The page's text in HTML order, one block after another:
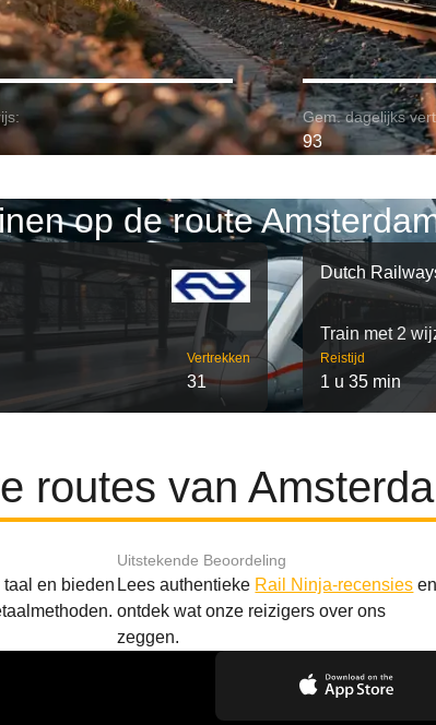
Gem. dagelijks
93
op de route
Vertrekken
31
Dutch
Train met 2
Reistijd
1 u 35 min
routes van
en bieden
Uitstekende Beoordeling
Lees authentieke Rail Ninja-recensies en
ontdek wat onze reizigers over ons
zeggen.